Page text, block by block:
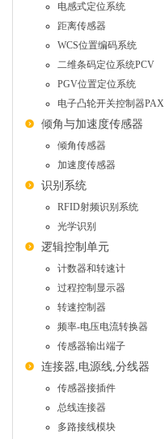
电感式定位系统
距离传感器
WCS位置编码系统
二维条码定位系统PCV
PGV位置定位系统
电子凸轮开关控制器PAX
倾角与加速度传感器
倾角传感器
加速度传感器
识别系统
RFID射频识别系统
光学识别
逻辑控制单元
计数器和转速计
过程控制显示器
转速控制器
频率-电压电流转换器
传感器输出端子
连接器,电源线,分线器
传感器接插件
总线连接器
多路接线模块